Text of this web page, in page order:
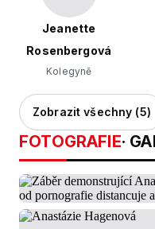
Jeanette
Rosenbergová
Kolegyně
Zobrazit všechny (5)
FOTOGRAFIE·